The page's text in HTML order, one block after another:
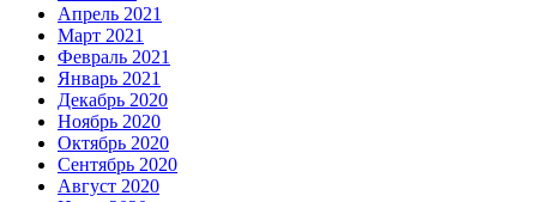
Апрель 2021
Март 2021
Февраль 2021
Январь 2021
Декабрь 2020
Ноябрь 2020
Октябрь 2020
Сентябрь 2020
Август 2020